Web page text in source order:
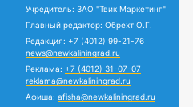
Учредитель: ЗАО "Твик Маркетинг"
Главный редактор: Обрехт О.Г.
Редакция: +7 (4012) 99-21-76
news@newkaliningrad.ru
Реклама: +7 (4012) 31-07-07
reklama@newkaliningrad.ru
Афиша: afisha@newkaliningrad.ru